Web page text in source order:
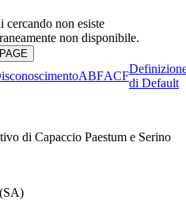
cercando non esiste
non disponibile.
ABFACF
di Default
di Capaccio Paestum e Serino